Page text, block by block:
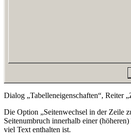
Dialog „Tabelleneigenschaften“, Reiter
Die Option „Seitenwechsel in der Zeile
Seitenumbruch innerhalb einer
viel Text enthalten ist.